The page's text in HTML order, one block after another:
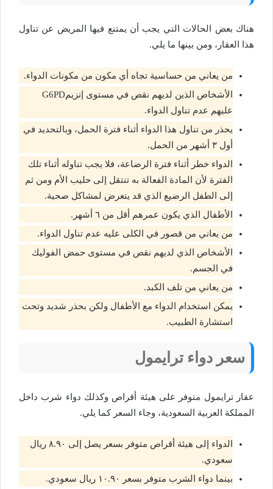
هناك بعض الحالات التي يجب أن يمتنع فيها المريض عن تناول
هذا العقار، ومن بينها ما يلي.
من يعاني من حساسية تجاه أي مكون من مكونات الدواء.
الأشخاص الذين لديهم نقص في مستوى إنزيمG6PD
عليهم عدم تناول الدواء.
يحذر من تناول هذا الدواء أثناء فترة الحمل، وبالتحديد في
أول ٣ أشهر من الحمل.
الدواء خطر أثناء فترة الرضاعة، فلا يجب تناوله أثناء تلك
الفترة لأن المادة الفعالة به تنتقل إلى حليب الأم ومن ثم
إلى الطفل الرضيع الذي قد يتعرض لمشاكل صحية.
الأطفال الذي يكون عمرهم أقل من ٦ أشهر.
من يعاني من قصور في الكلى عليه عدم تناول الدواء.
الأشخاص الذي لديهم نقص في مستوى حمض الفوليك
في الجسم.
من يعاني من تلف الكبد.
يمكن استخدام الدواء مع الأطفال ولكن بحذر شديد وتحت
استشارة الطبيب.
سعر دواء ترايمول
عقار ترايمول متوفر على هيئة أقراص وكذلك دواء شرب داخل
المملكة العربية السعودية، وجاء السعر كما يلي.
الدواء إلى هيئة أقراص متوفر بسعر يصل إلى ٨.٩٠ ريال
سعودي.
بينما دواء الشرب متوفر بسعر ١٠.٩٠ ريال سعودي.